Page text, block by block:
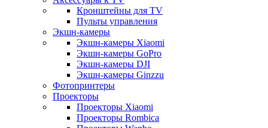
Кронштейны для TV
Пульты управления
Экшн-камеры
Экшн-камеры Xiaomi
Экшн-камеры GoPro
Экшн-камеры DJI
Экшн-камеры Ginzzu
Фотопринтеры
Проекторы
Проекторы Xiaomi
Проекторы Rombica